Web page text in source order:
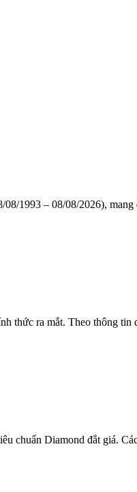
1993 – 08/08/2026),
thức ra mắt. Theo thông tin
chuẩn Diamond đắt giá.